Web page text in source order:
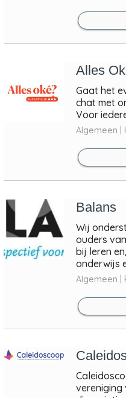
Alles
Gaat het
chat met
Voor
Algemeen |
Balans
Wij
ouders
bij leren
onderwijs
Algemeen |
vereniging